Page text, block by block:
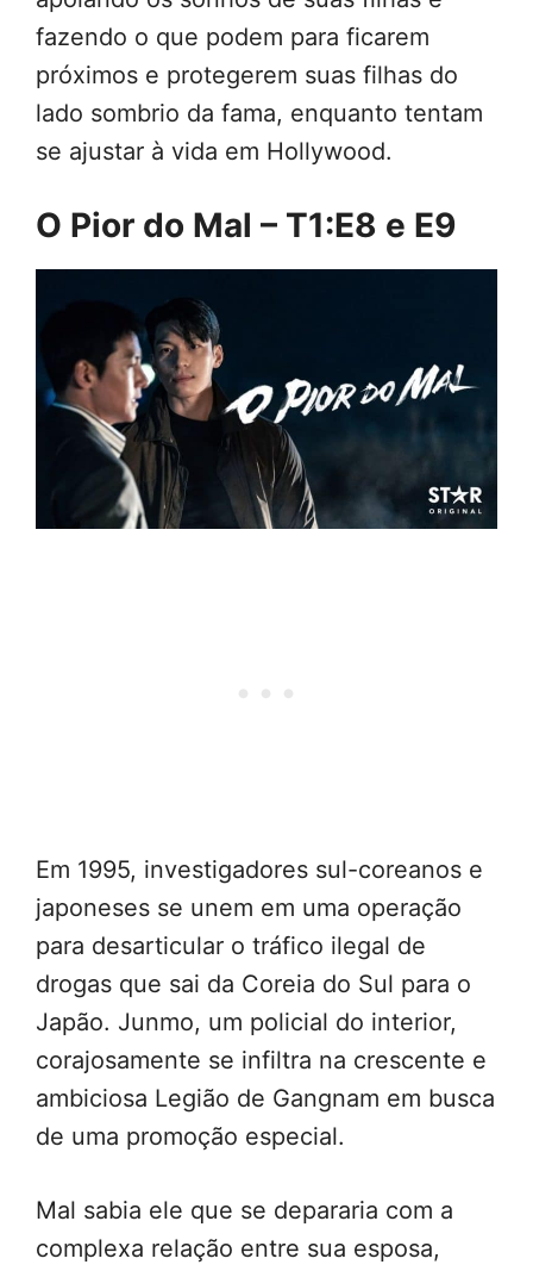
fazendo o que podem para ficarem
próximos e protegerem suas filhas do
lado sombrio da fama, enquanto tentam
se ajustar à vida em Hollywood.
O Pior do Mal – T1:E8 e E9
Em 1995, investigadores sul-coreanos e
japoneses se unem em uma operação
para desarticular o tráfico ilegal de
drogas que sai da Coreia do Sul para o
Japão. Junmo, um policial do interior,
corajosamente se infiltra na crescente e
ambiciosa Legião de Gangnam em busca
de uma promoção especial.
Mal sabia ele que se depararia com a
complexa relação entre sua esposa,